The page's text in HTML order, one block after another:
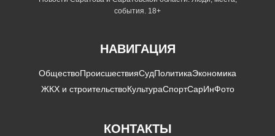
события. 18+
НАВИГАЦИЯ
ОбществоПроисшествияСудПолитикаЭкономика
ЖКХ и строительствоКультураСпортСарИнФото
КОНТАКТЫ